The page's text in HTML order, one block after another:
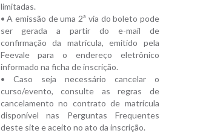
limitadas.
• A emissão de uma 2ª via do boleto pode
ser gerada a partir do e-mail de
confirmação da matrícula, emitido pela
Feevale para o endereço eletrônico
informado na ficha de inscrição.
• Caso seja necessário cancelar o
curso/evento, consulte as regras de
cancelamento no contrato de matrícula
disponível nas Perguntas Frequentes
deste site e aceito no ato da inscrição.